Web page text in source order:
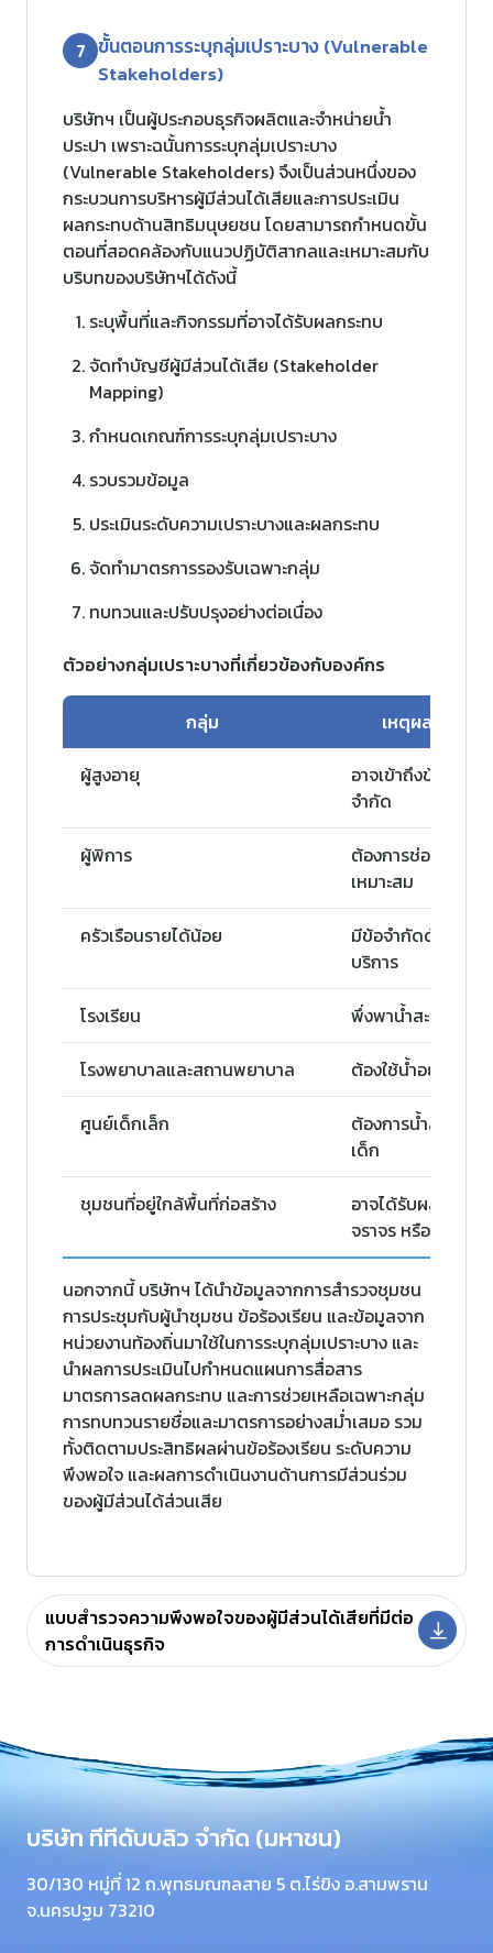
7 ขั้นตอนการระบุกลุ่มเปราะบาง (Vulnerable
Stakeholders)
บริษัทฯ เป็นผู้ประกอบธุรกิจผลิตและจำหน่ายน้ำ
ประปา เพราะฉนั้นการระบุกลุ่มเปราะบาง
(Vulnerable Stakeholders) จึงเป็นส่วนหนึ่งของ
กระบวนการบริหารผู้มีส่วนได้เสียและการประเมิน
ผลกระทบด้านสิทธิมนุษยชน โดยสามารถกำหนดขั้น
ตอนที่สอดคล้องกับแนวปฏิบัติสากลและเหมาะสมกับ
บริบทของบริษัทฯได้ดังนี้
ระบุพื้นที่และกิจกรรมที่อาจได้รับผลกระทบ
จัดทำบัญชีผู้มีส่วนได้เสีย (Stakeholder
Mapping)
กำหนดเกณฑ์การระบุกลุ่มเปราะบาง
รวบรวมข้อมูล
ประเมินระดับความเปราะบางและผลกระทบ
จัดทำมาตรการรองรับเฉพาะกลุ่ม
ทบทวนและปรับปรุงอย่างต่อเนื่อง
ตัวอย่างกลุ่มเปราะบางที่เกี่ยวข้องกับองค์กร
กลุ่ม
เหตุผลที่ถือเป็
ผู้สูงอายุ
อาจเข้าถึงข้อมูลข่า
จำกัด
ผู้พิการ
ต้องการช่องทางกา
เหมาะสม
ครัวเรือนรายได้น้อย
มีข้อจำกัดด้านค่าใช้
บริการ
โรงเรียน พึ่งพาน้ำสะอาดใน
โรงพยาบาลและสถานพยาบาล ต้องใช้น้ำอย่างต่อเ
ศูนย์เด็กเล็ก
ต้องการน้ำสะอาด
เด็ก
ชุมชนที่อยู่ใกล้พื้นที่ก่อสร้าง
อาจได้รับผลกระทบ
จราจร หรือการหยุ
นอกจากนี้ บริษัทฯ ได้นำข้อมูลจากการสำรวจชุมชน
การประชุมกับผู้นำชุมชน ข้อร้องเรียน และข้อมูลจาก
หน่วยงานท้องถิ่นมาใช้ในการระบุกลุ่มเปราะบาง และ
นำผลการประเมินไปกำหนดแผนการสื่อสาร
มาตรการลดผลกระทบ และการช่วยเหลือเฉพาะกลุ่ม
การทบทวนรายชื่อและมาตรการอย่างสม่ำเสมอ รวม
ทั้งติดตามประสิทธิผลผ่านข้อร้องเรียน ระดับความ
พึงพอใจ และผลการดำเนินงานด้านการมีส่วนร่วม
ของผู้มีส่วนได้ส่วนเสีย
แบบสำรวจความพึงพอใจของผู้มีส่วนได้เสียที่มีต่อ
การดำเนินธุรกิจ
บริษัท ทีทีดับบลิว จำกัด (มหาชน)
30/130 หมู่ที่ 12 ถ.พุทธมณฑลสาย 5 ต.ไร่ขิง อ.สามพราน
จ.นครปฐม 73210